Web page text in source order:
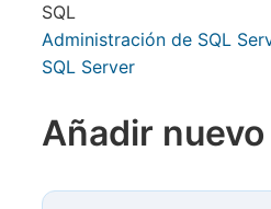
SQL
Administración de SQL
SQL Server
Añadir